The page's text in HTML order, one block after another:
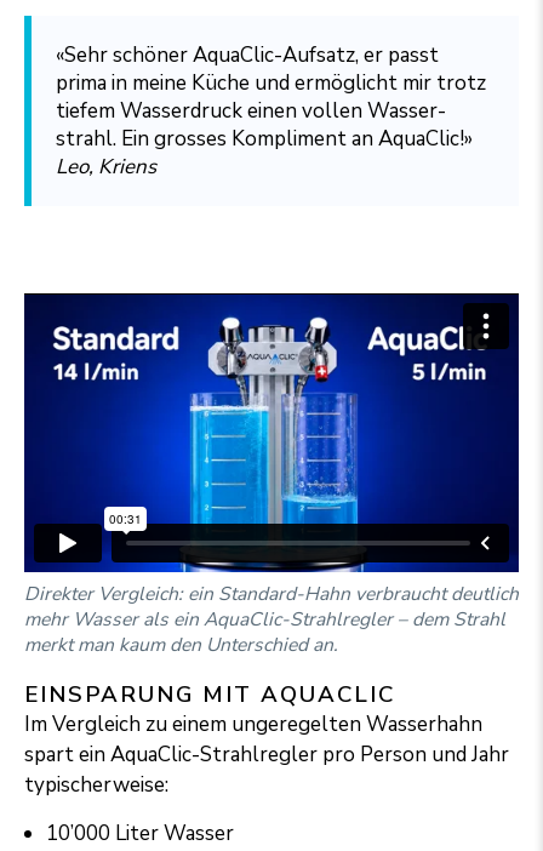
«Sehr schöner AquaClic-Aufsatz, er passt
prima in meine Küche und ermöglicht mir trotz
tiefem Was­ser­druck einen vol­len Was­ser­
strahl. Ein grosses Kom­pli­ment an AquaClic!»
Leo, Kriens
Direkter Vergleich: ein Standard-Hahn verbraucht deutlich
mehr Wasser als ein AquaClic-Strahlregler – dem Strahl
merkt man kaum den Unterschied an.
EINSPARUNG MIT AQUACLIC
Im Vergleich zu einem ungeregelten Wasserhahn
spart ein AquaClic-Strahl­reg­ler pro Person und Jahr
ty­pi­scher­wei­se:
10’000 Liter Wasser